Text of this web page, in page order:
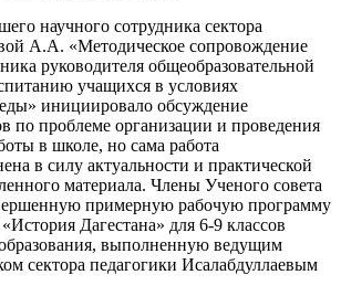
научного сотрудника сектора
А.А. «Методическое сопровождение
руководителя общеобразовательной
учащихся в условиях
инициировало обсуждение
по проблеме организации и проведения
в школе, но сама работа
в силу актуальности и практической
материала. Члены Ученого совета
примерную рабочую программу
Дагестана» для 6-9 классов
выполненную ведущим
сектора педагогики Исалабдуллаевым